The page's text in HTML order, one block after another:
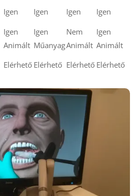
Igen Igen Igen
Igen
Igen Igen Nem
Igen
Animált MűanyagAnimált Animált
Elérhető Elérhető Elérhető Elérhető